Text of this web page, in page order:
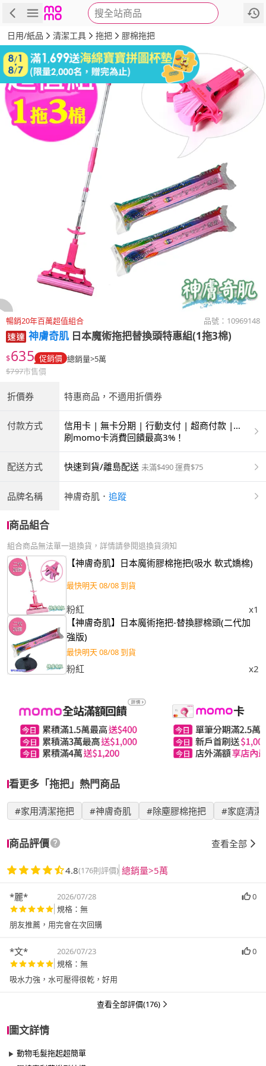
搜全站商品
商品 評價 詳情
日用/紙品 清潔工具 拖把 膠棉拖把
暢銷20年百萬超值組合 品號： 10969148
神膚奇肌 日本魔術拖把替換頭特惠組(1拖3棉)
$635 促銷價 總銷量>5萬
$797市售價
折價券 特惠商品，不適用折價券
付款方式
信用卡 | 無卡分期 | 行動支付 | 超商付款 |
ATM | 銀聯卡
刷momo卡消費回饋最高3%！
配送方式 快速到貨/離島配送 未滿$490 運費$75
品牌名稱 神膚奇肌 ． 追蹤
商品組合
組合商品無法單一退換貨，詳情請參閱退換貨須知
【神膚奇肌】日本魔術膠棉拖把(吸水 軟式嬌棉)
最快明天 08/08 到貨
粉紅
x1
【神膚奇肌】日本魔術拖把-替換膠棉頭(二代加
強版)
最快明天 08/08 到貨
粉紅 x2
看更多「拖把」熱門商品
#家用清潔拖把 #神膚奇肌 #除塵膠棉拖把 #家庭清潔
商品評價 查看全部
4.8(176則評價) 總銷量>5萬
*麗* 2026/07/28
0
規格：無
*文* 2026/07/23
0
規格：無
吸水力強，水可壓得很乾，好用
查看全部評價(176)
圖文詳情
動物毛髮拖起超簡單